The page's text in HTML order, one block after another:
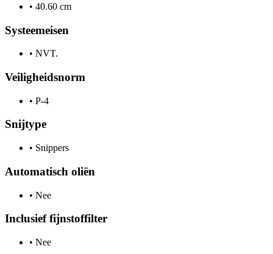
• 40.60 cm
Systeemeisen
• NVT.
Veiligheidsnorm
• P-4
Snijtype
• Snippers
Automatisch oliën
• Nee
Inclusief fijnstoffilter
• Nee